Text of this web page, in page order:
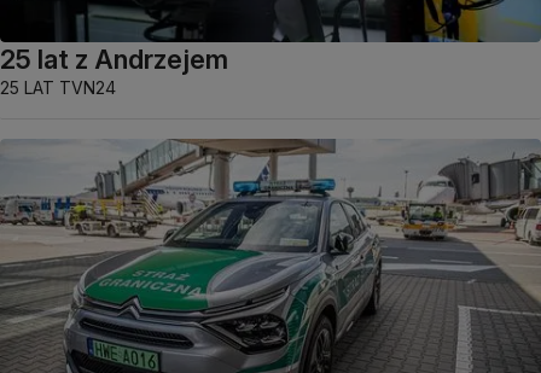
25 lat z Andrzejem
25 LAT TVN24